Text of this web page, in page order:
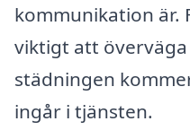
kommunikation är.
viktigt att
städningen
ingår i tjänsten.